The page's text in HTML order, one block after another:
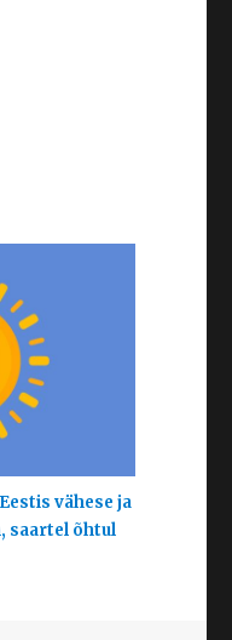
vähese ja
saartel õhtul